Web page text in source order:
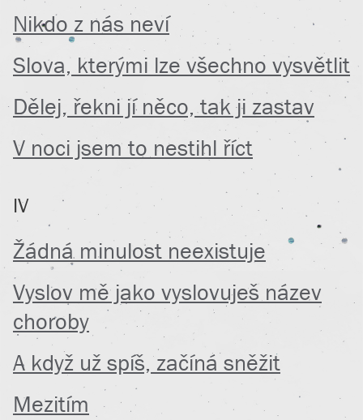
Nikdo z nás neví
Slova, kterými lze všechno vysvětlit
Dělej, řekni jí něco, tak ji zastav
V noci jsem to nestihl říct
IV
Žádná minulost neexistuje
Vyslov mě jako vyslovuješ název
choroby
A když už spíš, začíná sněžit
Mezitím